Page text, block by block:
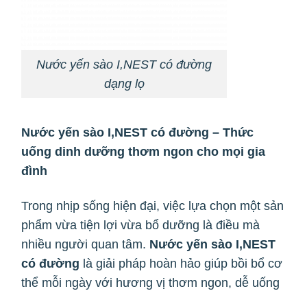
Nước yến sào I,NEST có đường
dạng lọ
Nước yến sào I,NEST có đường – Thức
uống dinh dưỡng thơm ngon cho mọi gia
đình
Trong nhịp sống hiện đại, việc lựa chọn một sản
phẩm vừa tiện lợi vừa bổ dưỡng là điều mà
nhiều người quan tâm. Nước yến sào I,NEST
có đường là giải pháp hoàn hảo giúp bồi bổ cơ
thể mỗi ngày với hương vị thơm ngon, dễ uống